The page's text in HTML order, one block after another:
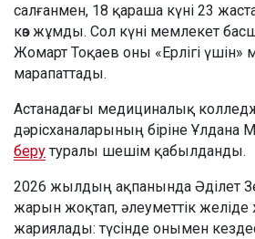
салғанмен, 18 қараша күні 23
көз жұмды. Сол күні мемлекет
Жомарт Тоқаев оны «Ерлігі үшін»
марапаттады.
Астанадағы медициналық
дәрісханаларының біріне Ұлдана
беру туралы шешім қабылданды.
2026 жылдың ақпанында Әділет
жарын жоқтап, әлеуметтік
жариялады: түсінде онымен